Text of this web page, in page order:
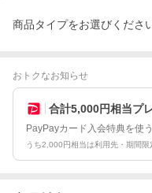
商品タイプをお選びくださ
おトクなお知らせ
合計5,000円相当プ
PayPayカード入会特典を使
うち2,000円相当は利用先・期間限